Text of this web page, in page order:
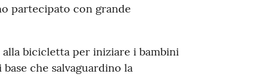
partecipato con grande
bicicletta per iniziare i bambini
che salvaguardino la